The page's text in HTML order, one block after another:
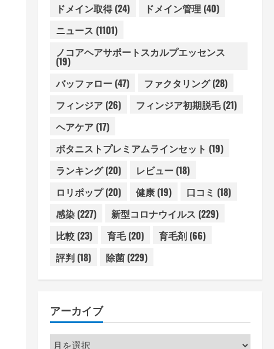
ドメイン取得(24) ドメイン管理 (40)
ニュース (1101)
ノコアヘアサポートスカルプエッセンス
(19)
バッファロー(47) ファクタリング(28)
フィンジア(26) フィンジア初期脱毛(21)
ヘアケア(17)
ボタニストプレミアムラインセット (19)
ランキング(20) レビュー(18)
ロリポップ(20) 健康(19) 口コミ (18)
感染(227) 新型コロナウイルス (229)
比較(23) 育毛(20) 育毛剤(66)
評判(18) 除菌(229)
アーカイブ
ア